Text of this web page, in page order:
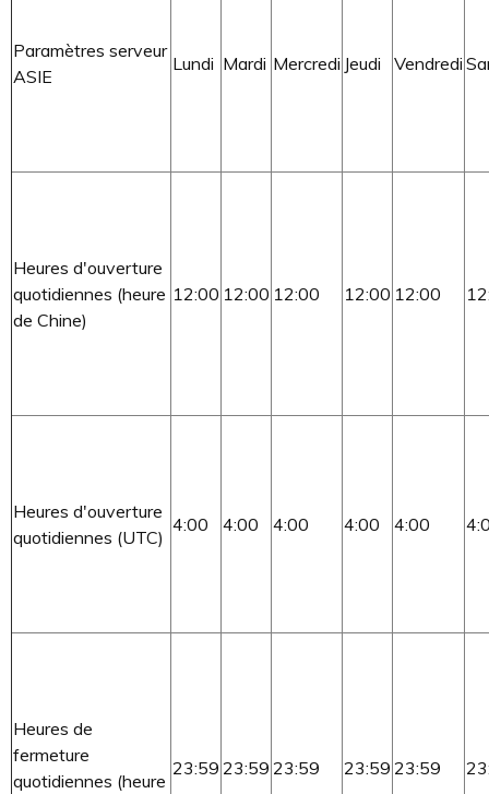
Paramètres serveur
ASIE
Lundi Mardi Mercredi Jeudi Vendredi
Heures d'ouverture
quotidiennes (heure
de Chine)
12:00 12:00 12:00 12:00 12:00
Heures d'ouverture
quotidiennes (UTC)
4:00 4:00 4:00 4:00 4:00
Heures de
fermeture
quotidiennes (heure
23:59 23:59 23:59 23:59 23:59